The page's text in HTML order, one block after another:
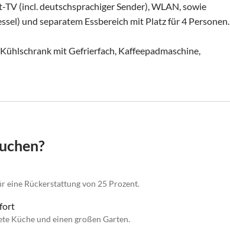
(incl. deutschsprachiger Sender), WLAN, sowie
und separatem Essbereich mit Platz für 4 Personen.
mit Gefrierfach, Kaffeepadmaschine,
eine Rückerstattung von 25 Prozent.
Küche und einen großen Garten.